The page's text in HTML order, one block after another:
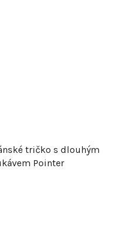
tričko s dlouhým
Pointer